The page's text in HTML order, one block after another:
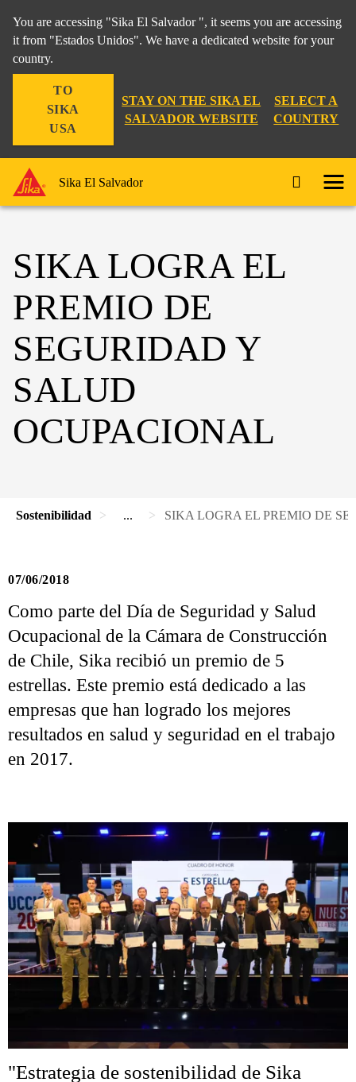
You are accessing "Sika El Salvador ", it seems you are accessing
it from "Estados Unidos". We have a dedicated website for your
country.
TO
SIKA
USA
STAY ON THE SIKA EL
SALVADOR WEBSITE
SELECT A
COUNTRY
Sika El Salvador
SIKA LOGRA EL
PREMIO DE
SEGURIDAD Y
SALUD
OCUPACIONAL
Sostenibilidad ... SIKA LOGRA EL PREMIO DE
07/06/2018
Como parte del Día de Seguridad y Salud
Ocupacional de la Cámara de Construcción
de Chile, Sika recibió un premio de 5
estrellas. Este premio está dedicado a las
empresas que han logrado los mejores
resultados en salud y seguridad en el trabajo
en 2017.
"Estrategia de sostenibilidad de Sika